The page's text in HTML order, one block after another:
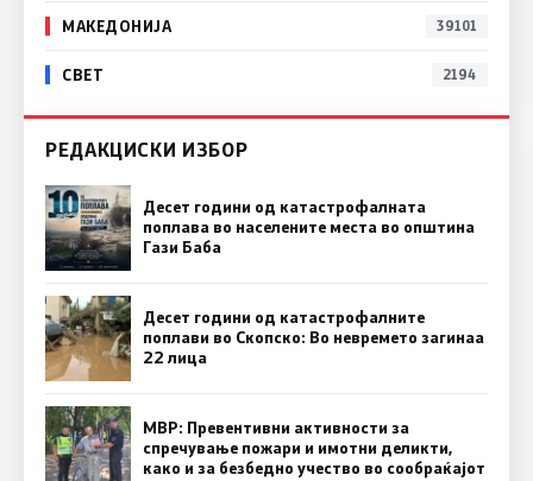
МАКЕДОНИЈА 39101
СВЕТ 2194
РЕДАКЦИСКИ ИЗБОР
Десет години од катастрофалната
поплава во населените места во општина
Гази Баба
Десет години од катастрофалните
поплави во Скопско: Во невремето загинаа
22 лица
МВР: Превентивни активности за
спречување пожари и имотни деликти,
како и за безбедно учество во сообраќајот